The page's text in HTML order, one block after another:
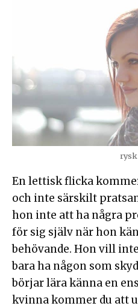
En lettisk flicka
och inte särskilt
hon inte att ha några
för sig själv när hon
behövande. Hon vill
bara ha någon som
börjar lära känna en
kvinna kommer du att